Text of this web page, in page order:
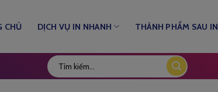
CHỦ DỊCH VỤ IN NHANH THÀNH PHẨM SAU IN